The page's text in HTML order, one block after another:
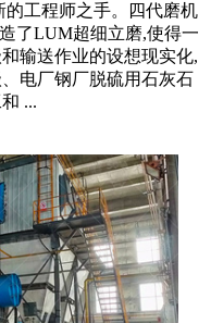
工程师之手。四代磨机
了LUM超细立磨,使得一
输送作业的设想现实化,
电厂钢厂脱硫用石灰石
...